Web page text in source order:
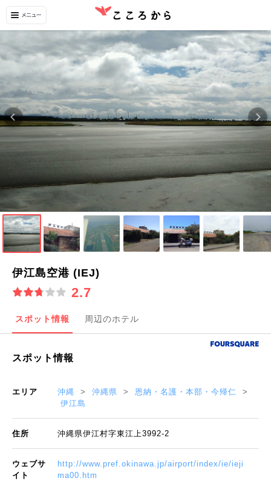
伊江島空港 (IEJ)
2.7
スポット情報 周辺のホテル
スポット情報
エリア 沖縄 沖縄県
恩納・名護・本部・今帰仁
伊江島
住所 沖縄県伊江村字東江上3992-2
ウェブサ
イト
http://www.pref.okinawa.jp/airport/index/ie/ieji
ma00.htm